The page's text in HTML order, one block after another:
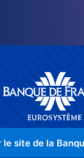
le site de la